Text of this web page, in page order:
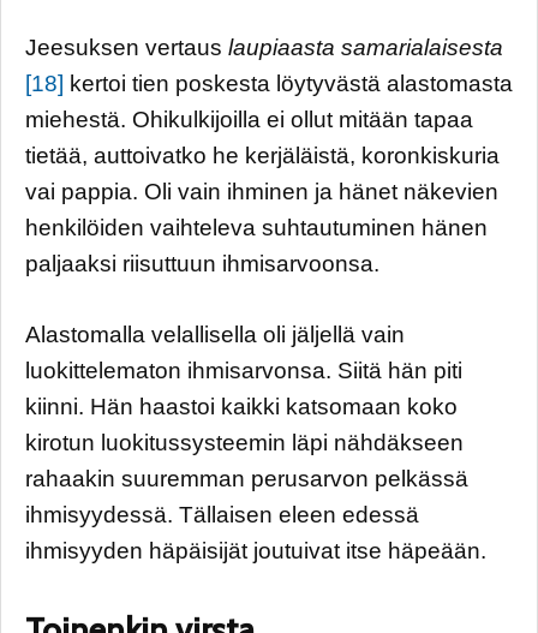
Jeesuksen vertaus laupiaasta samarialaisesta
[18] kertoi tien poskesta löytyvästä alastomasta
miehestä. Ohikulkijoilla ei ollut mitään tapaa
tietää, auttoivatko he kerjäläistä, koronkiskuria
vai pappia. Oli vain ihminen ja hänet näkevien
henkilöiden vaihteleva suhtautuminen hänen
paljaaksi riisuttuun ihmisarvoonsa.
Alastomalla velallisella oli jäljellä vain
luokittelematon ihmisarvonsa. Siitä hän piti
kiinni. Hän haastoi kaikki katsomaan koko
kirotun luokitussysteemin läpi nähdäkseen
rahaakin suuremman perusarvon pelkässä
ihmisyydessä. Tällaisen eleen edessä
ihmisyyden häpäisijät joutuivat itse häpeään.